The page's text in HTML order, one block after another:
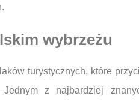
wybrzeżu
turystycznych, które
Jednym z najbardziej